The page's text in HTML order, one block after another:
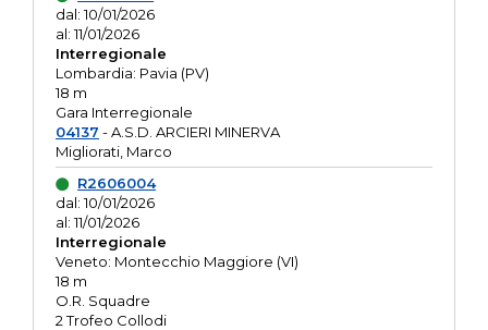
dal: 10/01/2026
al: 11/01/2026
Interregionale
Lombardia: Pavia (PV)
18 m
Gara Interregionale
04137 - A.S.D. ARCIERI MINERVA
Migliorati, Marco
R2606004
dal: 10/01/2026
al: 11/01/2026
Interregionale
Veneto: Montecchio Maggiore (VI)
18 m
O.R. Squadre
2 Trofeo Collodi